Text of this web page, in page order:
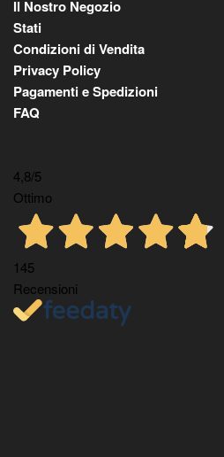
Il Nostro Negozio
Stati
Condizioni di Vendita
Privacy Policy
Pagamenti e Spedizioni
FAQ
4,8/5
Ottimo
145
Recensioni